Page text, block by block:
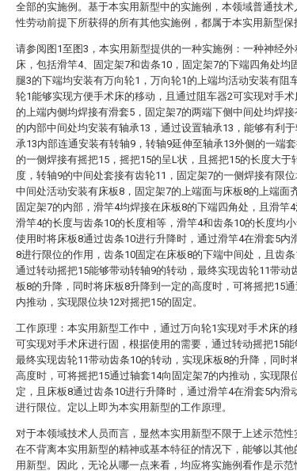
全部的实施例。基于本实用新型中的实施例，本领域普通技
性劳动前提下所获得的所有其他实施例，都属于本实用新型保
请参阅图1至图3，本实用新型提供的一种实施例：一种神经
床，包括滑竿4、固定架7和齿条10，固定架7的下端四角处均
腿3的下端均安装有万向轮1，万向轮1的上端均活动安装有阻
轮1能够实现方便手术床的移动，且通过阻车器2可实现对手
的上端内侧均焊接有滑套5，固定架7的两端下侧中间处均焊
的内部中间处均安装有轴承13，通过设置轴承13，能够有利
承13内部连通安装有转轴9，转轴9延伸至轴承13外侧的一端
的一侧焊接有摇把15，摇把15的呈L状，且摇把15的长度大于
度，转轴9的中间处套接有齿轮11，固定架7的一侧焊接有限
中间处活动安装有床板8，固定架7的上端面与床板8的上端面
固定架7的内部，滑竿4均焊接在床板8的下端四角处，且滑竿4
滑竿4的长度与齿条10的长度相等，滑竿4和齿条10的长度均
使用时将床板8通过齿条10进行升降时，通过滑竿4在滑套5内
8进行限位的作用，齿条10固定在床板8的下端中间处，且齿条
通过转动摇把15能够带动转轴9的转动，最终实现齿轮11带动
板8的升降，同时将床板8升降到一定的高度时，可将摇把15
内推动，实现限位块12对摇把15的固定。
工作原理：本实用新型工作中，通过万向轮1实现对手术床的
可实现对手术床进行固，根据使用的需要，通过转动摇把15能
最终实现齿轮11带动齿条10的转动，实现床板8的升降，同时
高度时，可将摇把15通过轴套14向固定架7的内推动，实现限
定，且床板8通过齿条10进行升降时，通过滑竿4在滑套5内滑
进行限位。定以上即为本实用新型的工作原理。
对于本领域技术人员而言，显然本实用新型不限于上述示范性
在不背离本实用新型的精神或基本特征的情况下，能够以其
用新型。因此，无论从哪一点来看，均应将实施例看作是示范